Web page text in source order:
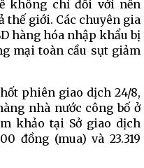
không chỉ đối với nền
thế giới. Các chuyên gia
hàng hóa nhập khẩu bị
mại toàn cầu sụt giảm
phiên giao dịch 24/8,
nhà nước công bố ở
khảo tại Sở giao dịch
đồng (mua) và 23.319